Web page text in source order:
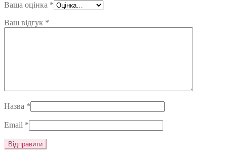
Ваша оцінка *
Ваш відгук *
Назва *
Email *